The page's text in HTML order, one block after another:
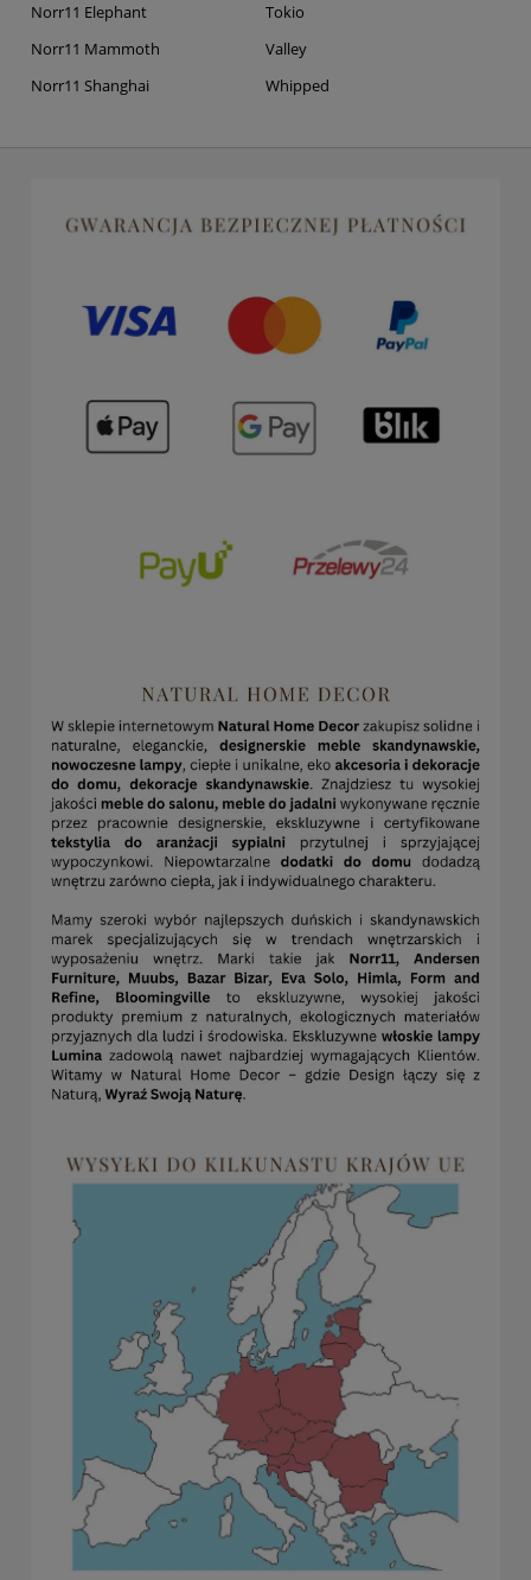
Norr11 Elephant
Norr11 Mammoth
Norr11 Shanghai
Tokio
Valley
Whipped